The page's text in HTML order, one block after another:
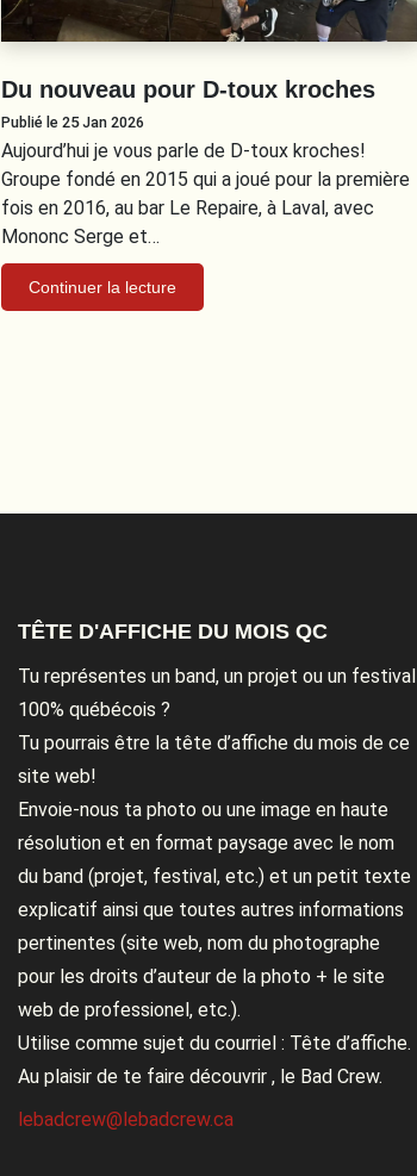
Du nouveau pour D-toux kroches
Publié le 25 Jan 2026
Aujourd’hui je vous parle de D-toux kroches!
Groupe fondé en 2015 qui a joué pour la première
fois en 2016, au bar Le Repaire, à Laval, avec
Mononc Serge et…
Continuer la lecture
TÊTE D'AFFICHE DU MOIS QC
Tu représentes un band, un projet ou un festival
100% québécois ?
Tu pourrais être la tête d’affiche du mois de ce
site web!
Envoie-nous ta photo ou une image en haute
résolution et en format paysage avec le nom
du band (projet, festival, etc.) et un petit texte
explicatif ainsi que toutes autres informations
pertinentes (site web, nom du photographe
pour les droits d’auteur de la photo + le site
web de professionel, etc.).
Utilise comme sujet du courriel : Tête d’affiche.
Au plaisir de te faire découvrir , le Bad Crew.
lebadcrew@lebadcrew.ca